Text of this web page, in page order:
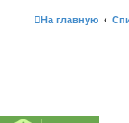
На главную